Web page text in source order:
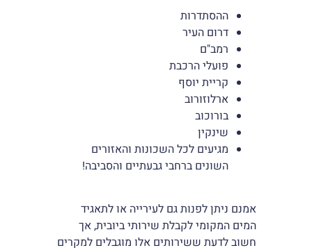
ההסתדרות
דרום העיר
רמב"ם
פועלי הרכבת
קריית יוסף
ארלוזורוב
בורוכוב
שינקין
מגיעים לכל השכונות והאזורים
השונים ברחבי גבעתיים והסביבה!
אמנם ניתן לפנות גם לעירייה או לתאגיד
המים המקומי לקבלת שירותי ביובית, אך
חשוב לדעת ששירותים אלו מוגבלים למקרים